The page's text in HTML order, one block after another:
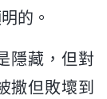
的。
隱藏，但對
但敗壞到